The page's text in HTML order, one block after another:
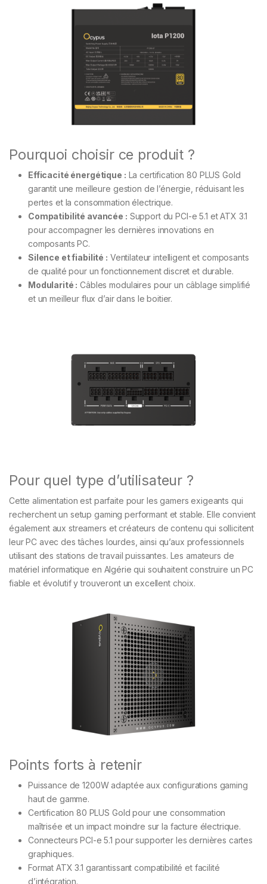
Pourquoi choisir ce produit ?
Efficacité énergétique : La certification 80 PLUS Gold
garantit une meilleure gestion de l’énergie, réduisant les
pertes et la consommation électrique.
Compatibilité avancée : Support du PCI-e 5.1 et ATX 3.1
pour accompagner les dernières innovations en
composants PC.
Silence et fiabilité : Ventilateur intelligent et composants
de qualité pour un fonctionnement discret et durable.
Modularité : Câbles modulaires pour un câblage simplifié
et un meilleur flux d’air dans le boitier.
Pour quel type d’utilisateur ?
Cette alimentation est parfaite pour les gamers exigeants qui
recherchent un setup gaming performant et stable. Elle convient
également aux streamers et créateurs de contenu qui sollicitent
leur PC avec des tâches lourdes, ainsi qu’aux professionnels
utilisant des stations de travail puissantes. Les amateurs de
matériel informatique en Algérie qui souhaitent construire un PC
fiable et évolutif y trouveront un excellent choix.
Points forts à retenir
Puissance de 1200W adaptée aux configurations gaming
haut de gamme.
Certification 80 PLUS Gold pour une consommation
maîtrisée et un impact moindre sur la facture électrique.
Connecteurs PCI-e 5.1 pour supporter les dernières cartes
graphiques.
Format ATX 3.1 garantissant compatibilité et facilité
d’intégration.